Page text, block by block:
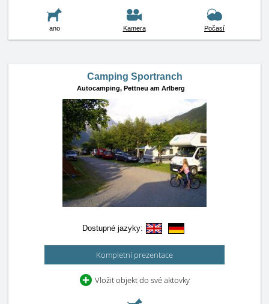
ano Kamera Počasí
Camping Sportranch
Autocamping, Pettneu am Arlberg
Dostupné jazyky:
Kompletní prezentace
Vložit objekt do své aktovky